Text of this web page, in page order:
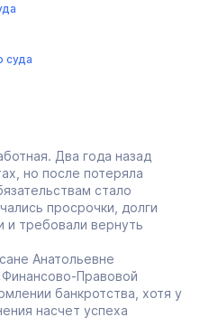
Два года назад
но после потеряла
стало
просрочки, долги
и требовали вернуть
Анатольевне
Правовой
банкротства, хотя у
насчет успеха
суда